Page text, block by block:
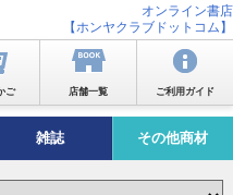
オンライン書店
【ホンヤクラブドットコム】
ご 店舗一覧 ご利用ガイド
雑誌 その他商材